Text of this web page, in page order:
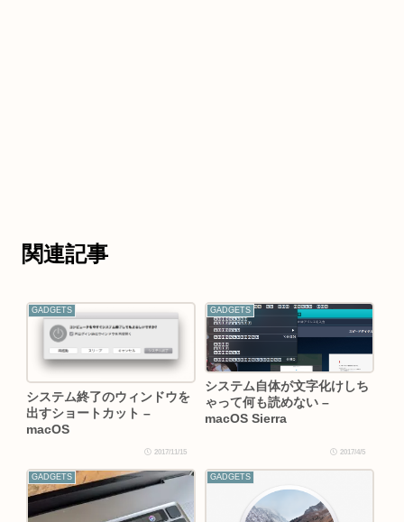
関連記事
GADGETS
システム終了のウィンドウを
出すショートカット –
macOS
2017/11/15
GADGETS
システム自体が文字化けしち
ゃって何も読めない –
macOS Sierra
2017/4/5
GADGETS GADGETS